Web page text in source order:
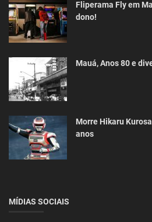
Fliperama Fly em
dono!
Mauá, Anos 80 e
Morre Hikaru
anos
MÍDIAS SOCIAIS